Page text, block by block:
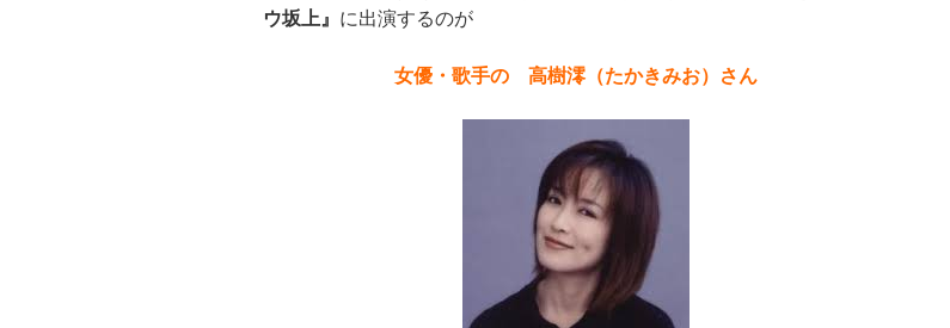
ウ坂上』 に出演するのが
女優・歌手の 高樹澪（たかきみお）さん